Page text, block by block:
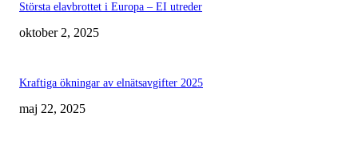
Största elavbrottet i Europa – EI utreder
oktober 2, 2025
Kraftiga ökningar av elnätsavgifter 2025
maj 22, 2025